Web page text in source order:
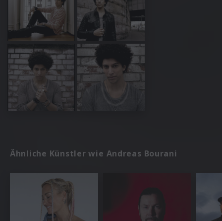
Ähnliche Künstler wie Andreas Bourani